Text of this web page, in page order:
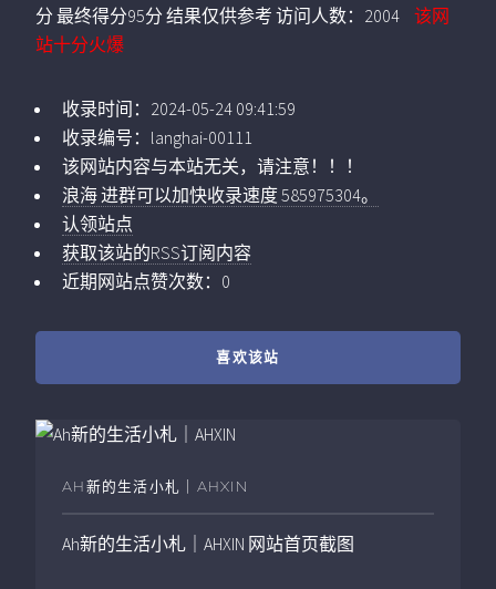
分 最终得分95分 结果仅供参考 访问人数： 2004
该网
站十分火爆
收录时间： 2024-05-24 09:41:59
收录编号： langhai-00111
该网站内容与本站无关，请注意！！！
浪海 进群可以加快收录速度 585975304。
认领站点
获取该站的RSS订阅内容
近期网站点赞次数：0
喜欢该站
AH新的生活小札｜AHXIN
Ah新的生活小札｜AHXIN 网站首页截图